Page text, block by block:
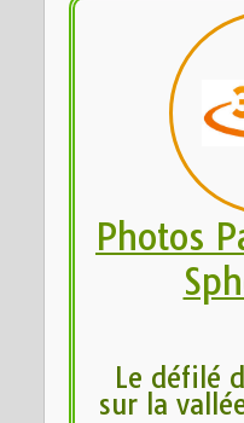
Photos
Le défilé
sur la